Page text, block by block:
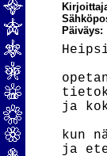
Päiväys:
ja
kun
ja